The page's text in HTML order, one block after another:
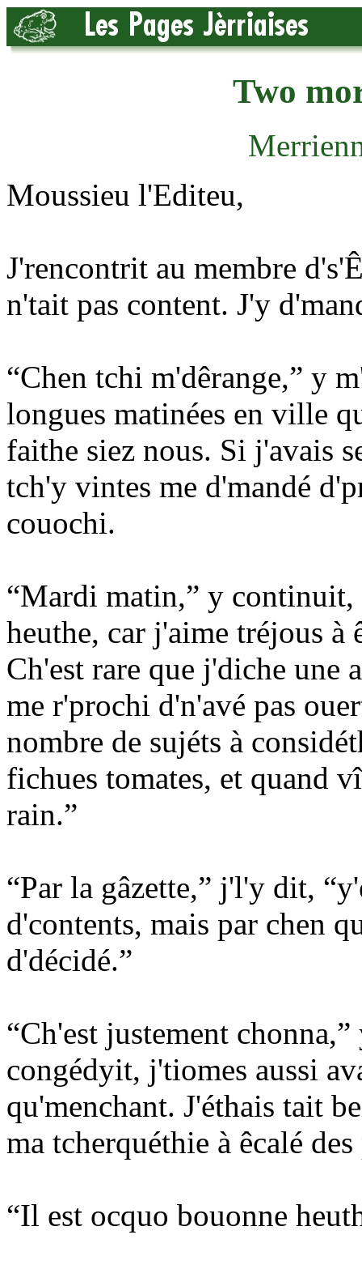
Two
Moussieu l'Editeu,
J'rencontrit au membre
n'tait pas content. J'y
“Chen tchi m'dêrange,” y
longues matinées en ville
faithe siez nous. Si j'avais
tch'y vintes me d'mandé
couochi.
“Mardi matin,” y
heuthe, car j'aime tréjous à
Ch'est rare que j'diche une
me r'prochi d'n'avé pas
nombre de sujéts à
fichues tomates, et quand
rain.”
“Par la gâzette,” j'l'y dit,
d'contents, mais par chen
d'décidé.”
“Ch'est justement
congédyit, j'tiomes aussi
qu'menchant. J'éthais tait
ma tcherquéthie à êcalé des
“Il est ocquo bouonne